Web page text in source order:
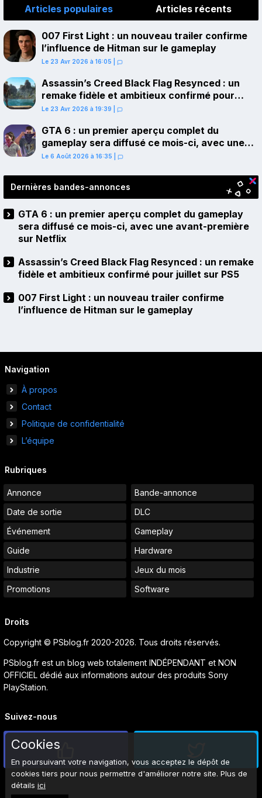
Articles populaires Articles récents
007 First Light : un nouveau trailer confirme
l’influence de Hitman sur le gameplay
Le 23 Avr 2026 à 16:05
Assassin’s Creed Black Flag Resynced : un
remake fidèle et ambitieux confirmé pour
juillet sur PS5
Le 23 Avr 2026 à 19:39
GTA 6 : un premier aperçu complet du
gameplay sera diffusé ce mois-ci, avec une
avant-première sur Netflix
Le 6 Août 2026 à 16:35
Dernières bandes-annonces
GTA 6 : un premier aperçu complet du gameplay
sera diffusé ce mois-ci, avec une avant-première
sur Netflix
Assassin’s Creed Black Flag Resynced : un remake
fidèle et ambitieux confirmé pour juillet sur PS5
007 First Light : un nouveau trailer confirme
l’influence de Hitman sur le gameplay
Navigation
À propos
Contact
Politique de confidentialité
L’équipe
Rubriques
Annonce
Bande-annonce
Date de sortie
DLC
Événement
Gameplay
Guide
Hardware
Industrie
Jeux du mois
Promotions
Software
Droits
Copyright © PSblog.fr 2020-2026. Tous droits réservés.
PSblog.fr est un blog web totalement INDÉPENDANT et NON
OFFICIEL dédié aux informations autour des produits Sony
PlayStation.
Suivez-nous
Cookies
En poursuivant votre navigation, vous acceptez le dépôt de
cookies tiers pour nous permettre d'améliorer notre site. Plus de
détails ici